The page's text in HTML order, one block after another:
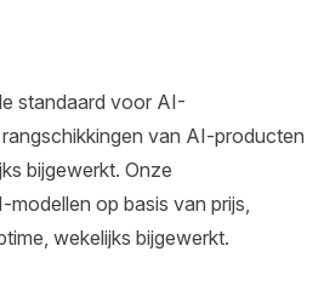
standaard voor AI-
van AI-producten
bijgewerkt. Onze
op basis van prijs,
wekelijks bijgewerkt.